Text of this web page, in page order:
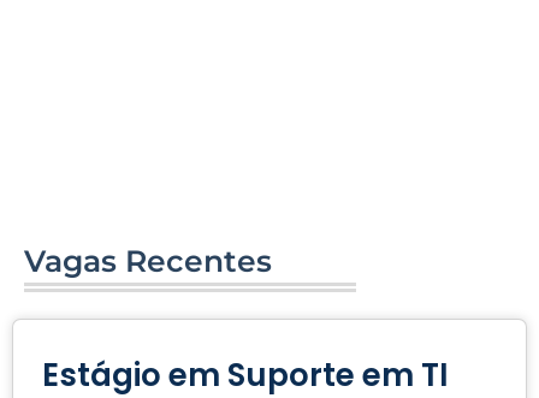
Vagas Recentes
Estágio em Suporte em TI